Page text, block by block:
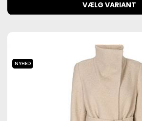
VÆLG VARIANT
NYHED